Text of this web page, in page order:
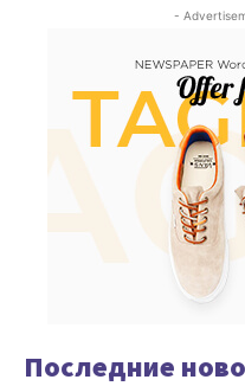
-
Последние